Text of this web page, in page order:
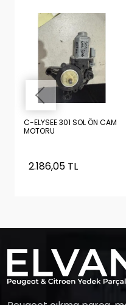
C-ELYSEE 301 SOL ÖN CAM
MOTORU
2.186,05 TL